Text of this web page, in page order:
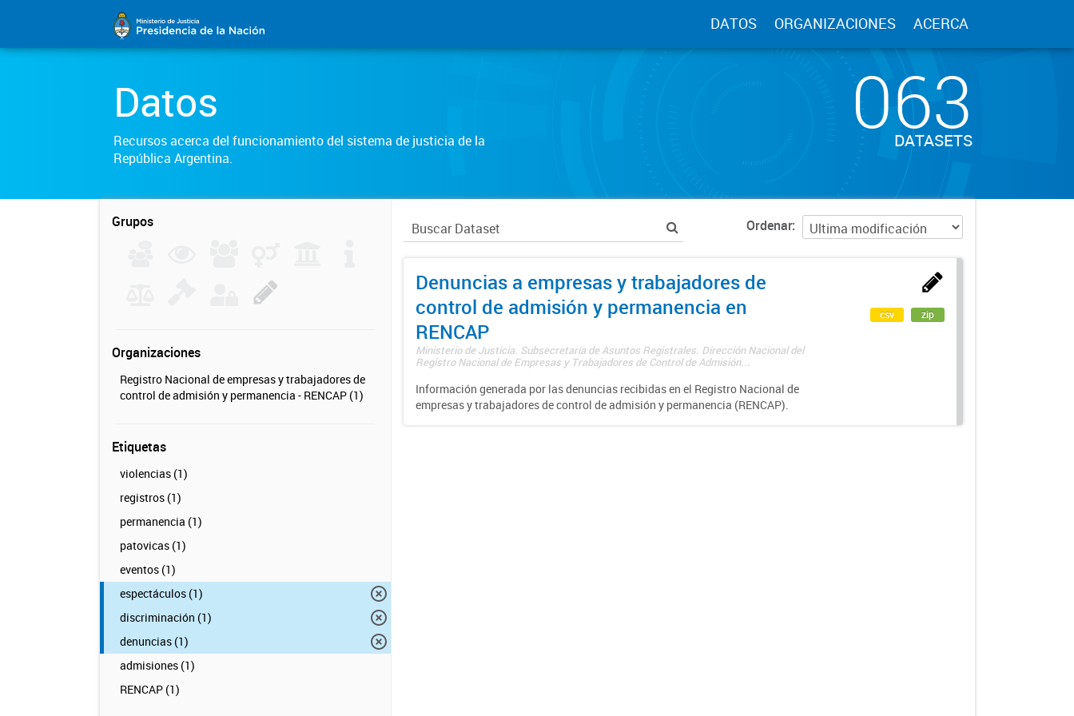
DATOS ORGANIZACIONES ACERCA
Datos
Recursos acerca del funcionamiento del sistema de justicia de la
República Argentina.
063
DATASETS
Grupos
Organizaciones
Registro Nacional de empresas y trabajadores de
control de admisión y permanencia - RENCAP (1)
Etiquetas
violencias (1)
registros (1)
permanencia (1)
patovicas (1)
eventos (1)
espectáculos (1)
discriminación (1)
denuncias (1)
admisiones (1)
RENCAP (1)
Ordenar
Denuncias a empresas y trabajadores de
control de admisión y permanencia en
RENCAP
Ministerio de Justicia. Subsecretaría de Asuntos Registrales. Dirección Nacional del
Registro Nacional de Empresas y Trabajadores de Control de Admisión...
Información generada por las denuncias recibidas en el Registro Nacional de
empresas y trabajadores de control de admisión y permanencia (RENCAP).
csv zip